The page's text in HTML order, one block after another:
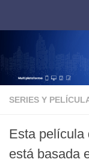
SERIES Y
Esta película
está basada